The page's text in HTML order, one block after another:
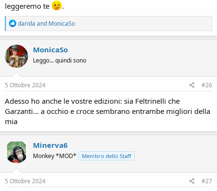
leggeremo te
.
R
e
a
c
t
i
o
n
s
darida and MonicaSo
MonicaSo
Leggo... quindi sono
5 Ottobre 2024 #26
Adesso ho anche le vostre edizioni: sia Feltrinelli che
Garzanti... a occhio e croce sembrano entrambe migliori della
mia
Minerva6
Monkey *MOD* Membro dello Staff
5 Ottobre 2024 #27